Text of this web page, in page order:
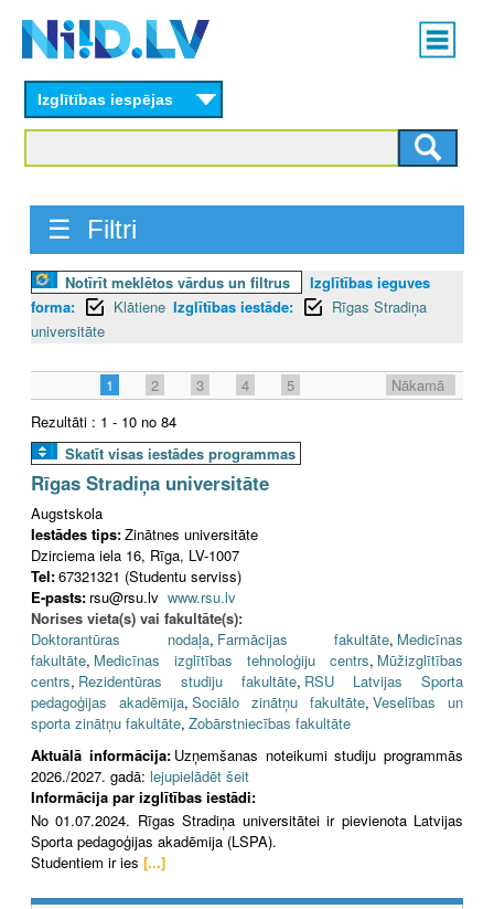
content
Main
menu
Izglītības iespējas
☰ Filtri
Notīrīt meklētos vārdus un filtrus
Izglītības ieguves
forma:
Klātiene Izglītības iestāde:
Rīgas Stradiņa
universitāte
1 2 3 4 5
Nākamā
Rezultāti : 1 - 10 no 84
Skatīt visas iestādes programmas
Rīgas Stradiņa universitāte
Augstskola
Iestādes tips:Zinātnes universitāte
Dzirciema iela 16, Rīga, LV-1007
Tel:67321321 (Studentu serviss)
E-pasts: rsu@rsu.lv www.rsu.lv
Norises vieta(s) vai fakultāte(s):
Doktorantūras nodaļa, Farmācijas fakultāte, Medicīnas
fakultāte, Medicīnas izglītības tehnoloģiju centrs, Mūžizglītības
centrs, Rezidentūras studiju fakultāte, RSU Latvijas Sporta
pedagoģijas akadēmija, Sociālo zinātņu fakultāte, Veselības un
sporta zinātņu fakultāte, Zobārstniecības fakultāte
Aktuālā informācija: Uzņemšanas noteikumi studiju programmās
2026./2027. gadā: lejupielādēt šeit
Informācija par izglītības iestādi:
No 01.07.2024. Rīgas Stradiņa universitātei ir pievienota Latvijas
Sporta pedagoģijas akadēmija (LSPA).
Studentiem ir ies [...]